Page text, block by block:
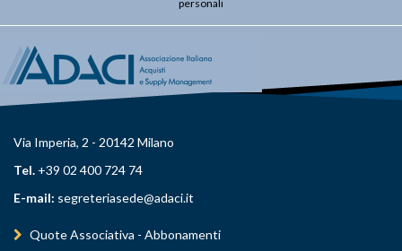
personali
Via Imperia, 2 - 20142 Milano
Tel. +39 02 400 724 74
E-mail: segreteriasede@adaci.it
Quote Associativa - Abbonamenti